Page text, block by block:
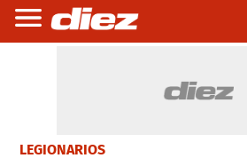
LEGIONARIOS